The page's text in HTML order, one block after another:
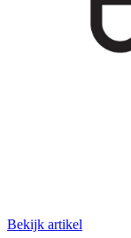
Bekijk artikel